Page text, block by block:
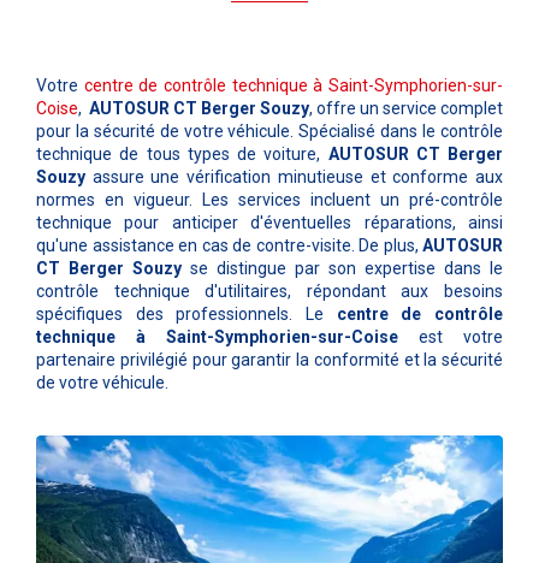
Votre centre de contrôle technique à Saint-Symphorien-sur-
Coise, AUTOSUR CT Berger Souzy, offre un service complet
pour la sécurité de votre véhicule. Spécialisé dans le contrôle
technique de tous types de voiture, AUTOSUR CT Berger
Souzy assure une vérification minutieuse et conforme aux
normes en vigueur. Les services incluent un pré-contrôle
technique pour anticiper d'éventuelles réparations, ainsi
qu'une assistance en cas de contre-visite. De plus, AUTOSUR
CT Berger Souzy se distingue par son expertise dans le
contrôle technique d'utilitaires, répondant aux besoins
spécifiques des professionnels. Le centre de contrôle
technique à Saint-Symphorien-sur-Coise est votre
partenaire privilégié pour garantir la conformité et la sécurité
de votre véhicule.